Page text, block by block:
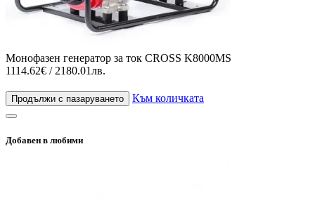
Монофазен генератор за ток CROSS K8000MS
1114.62€ / 2180.01лв.
Продължи с пазаруването Към количката
Добавен в любими